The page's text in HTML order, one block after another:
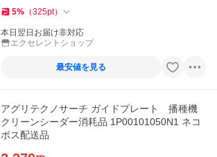
5% （325pt）
本日翌日お届け非対応
エクセレントショップ
最安値を見る
アグリテクノサーチ ガイドプレート 播種機
クリーンシーダー消耗品 1P00101050N1 ネコ
ポス配送品